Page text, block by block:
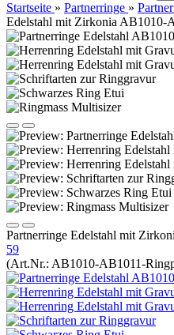
Startseite » Partnerringe »
Edelstahl mit Zirkonia AB1010-
Partnerringe Edelstahl mit
59
(Art.Nr.: AB1010-AB1011-